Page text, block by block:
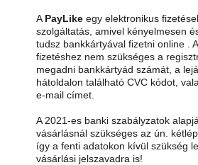
A PayLike egy elektronikus
szolgáltatás, amivel kényelmesen
tudsz bankkártyával fizetni online .
fizetéshez nem szükséges a
megadni bankkártyád számát, a
hátoldalon található CVC kódot,
e-mail címet.
A 2021-es banki szabályzatok
vásárlásnál szükséges az ún.
így a fenti adatokon kívül szükség
vásárlási jelszavadra is!